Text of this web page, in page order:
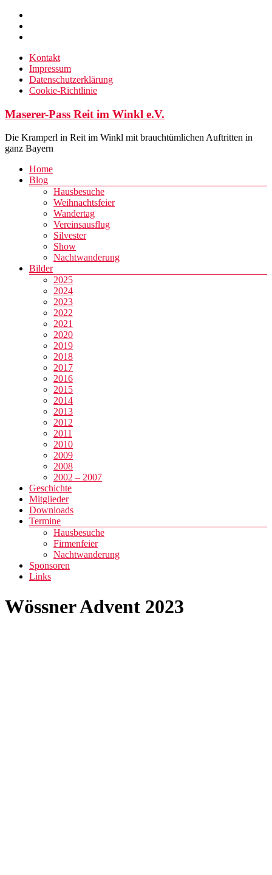
Zum
Inhalt
springen
Kontakt
Impressum
Datenschutzerklärung
Cookie-Richtlinie
Maserer-Pass Reit im Winkl e.V.
Die Kramperl in Reit im Winkl mit brauchtümlichen Auftritten in
ganz Bayern
Menü
Home
Blog
Hausbesuche
Weihnachtsfeier
Wandertag
Vereinsausflug
Silvester
Show
Nachtwanderung
Bilder
2025
2024
2023
2022
2021
2020
2019
2018
2017
2016
2015
2014
2013
2012
2011
2010
2009
2008
2002 – 2007
Geschichte
Mitglieder
Downloads
Termine
Hausbesuche
Firmenfeier
Nachtwanderung
Sponsoren
Links
Wössner Advent 2023